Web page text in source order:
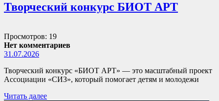
Творческий конкурс БИОТ АРТ
Просмотров: 19
Нет комментариев
31.07.2026
Творческий конкурс «БИОТ АРТ» — это масштабный проект
Ассоциации «СИЗ», который помогает детям и молодежи
Читать далее